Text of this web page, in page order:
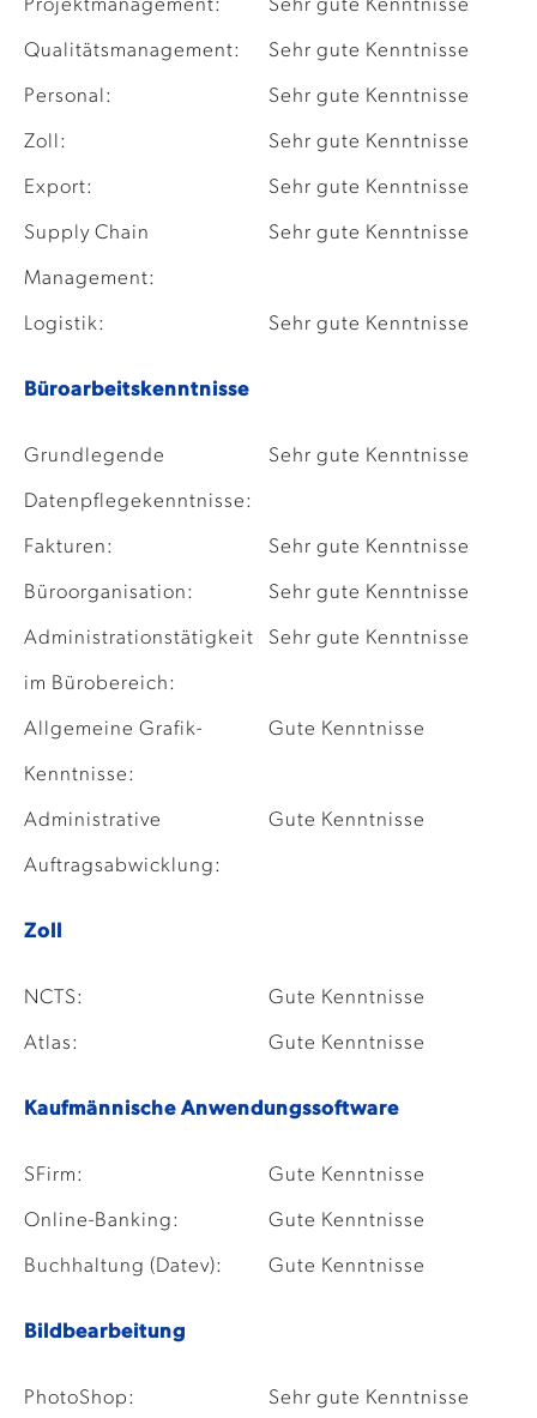
Projektmanagement: Sehr gute Kenntnisse
Qualitätsmanagement: Sehr gute Kenntnisse
Personal: Sehr gute Kenntnisse
Zoll: Sehr gute Kenntnisse
Export: Sehr gute Kenntnisse
Supply Chain
Management:
Sehr gute Kenntnisse
Logistik: Sehr gute Kenntnisse
Büroarbeitskenntnisse
Grundlegende
Datenpflegekenntnisse:
Sehr gute Kenntnisse
Fakturen: Sehr gute Kenntnisse
Büroorganisation: Sehr gute Kenntnisse
Administrationstätigkeit
im Bürobereich:
Sehr gute Kenntnisse
Allgemeine Grafik-
Kenntnisse:
Gute Kenntnisse
Administrative
Auftragsabwicklung:
Gute Kenntnisse
Zoll
NCTS: Gute Kenntnisse
Atlas: Gute Kenntnisse
Kaufmännische Anwendungssoftware
SFirm: Gute Kenntnisse
Online-Banking: Gute Kenntnisse
Buchhaltung (Datev): Gute Kenntnisse
Bildbearbeitung
PhotoShop: Sehr gute Kenntnisse